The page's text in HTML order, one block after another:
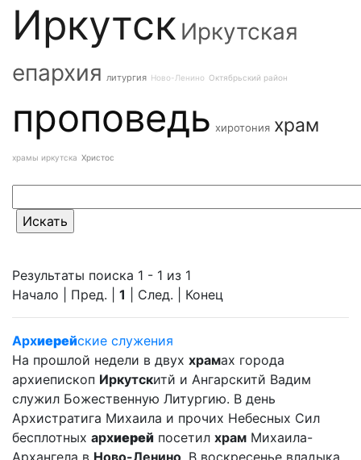
Иркутск Иркутская
епархия литургия Ново-Ленино Октябрьский район
проповедь хиротония храм
храмы иркутска Христос
Результаты поиска 1 - 1 из 1
Начало | Пред. | 1 | След. | Конец
Архиерейские служения
На прошлой недели в двух храмах города
архиепископ Иркутскитй и Ангарскитй Вадим
служил Божественную Литургию. В день
Архистратига Михаила и прочих Небесных Сил
бесплотных архиерей посетил храм Михаила-
Архангела в Ново-Ленино . В воскресенье владыка